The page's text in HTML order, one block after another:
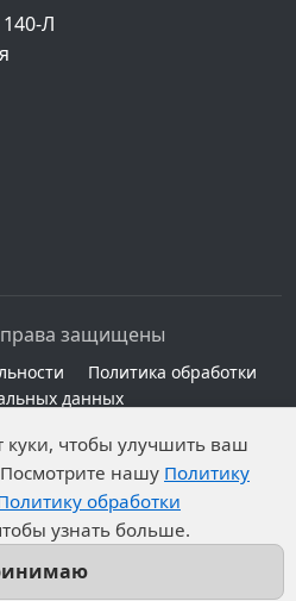
Л
защищены
Политика обработки
данных
в соответствии с ч.1
Субъектами установлены
кругом лиц
данных.
куки, чтобы улучшить ваш
нашу Политику
обработки
узнать больше.